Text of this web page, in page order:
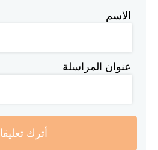
الاسم
عنوان المراسلة
أترك تعليقا